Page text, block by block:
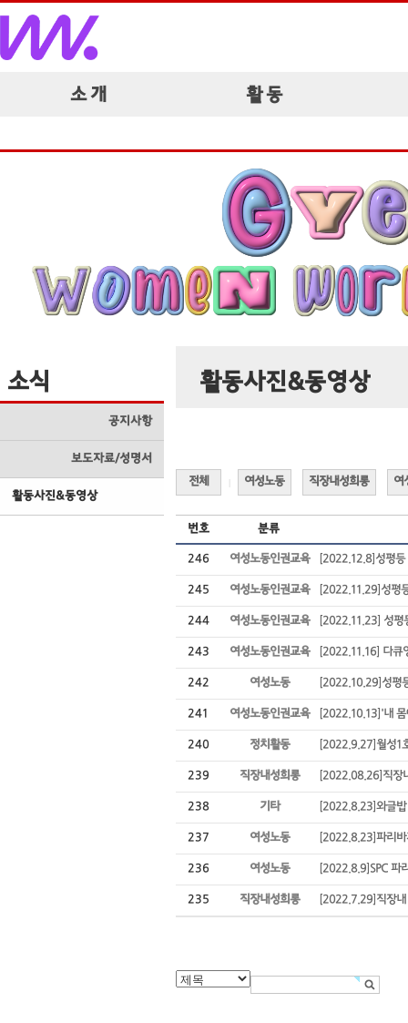
소 개 활 동
소식
공지사항
보도자료/성명서
활동사진&동영상
활동사진&동영상
전체 여성노동 직장내성희롱 여
번호 분류
246 여성노동인권교육 [2022.12.8]성평
245 여성노동인권교육 [2022.11.29]성평
244 여성노동인권교육 [2022.11.23] 성평
243 여성노동인권교육 [2022.11.16] 다
242 여성노동 [2022.10.29]성평
241 여성노동인권교육 [2022.10.13]'내
240 정치활동 [2022.9.27]월성1
239 직장내성희롱 [2022.08.26]직장
238 기타 [2022.8.23]와글
237 여성노동 [2022.8.23]파리
236 여성노동 [2022.8.9]SPC 파
235 직장내성희롱 [2022.7.29]직장